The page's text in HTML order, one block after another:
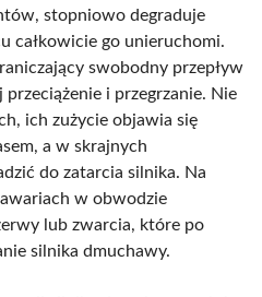
stopniowo degraduje
całkowicie go unieruchomi.
swobodny przepływ
i przegrzanie. Nie
ich zużycie objawia się
a w skrajnych
do zatarcia silnika. Na
w obwodzie
lub zwarcia, które po
silnika dmuchawy.